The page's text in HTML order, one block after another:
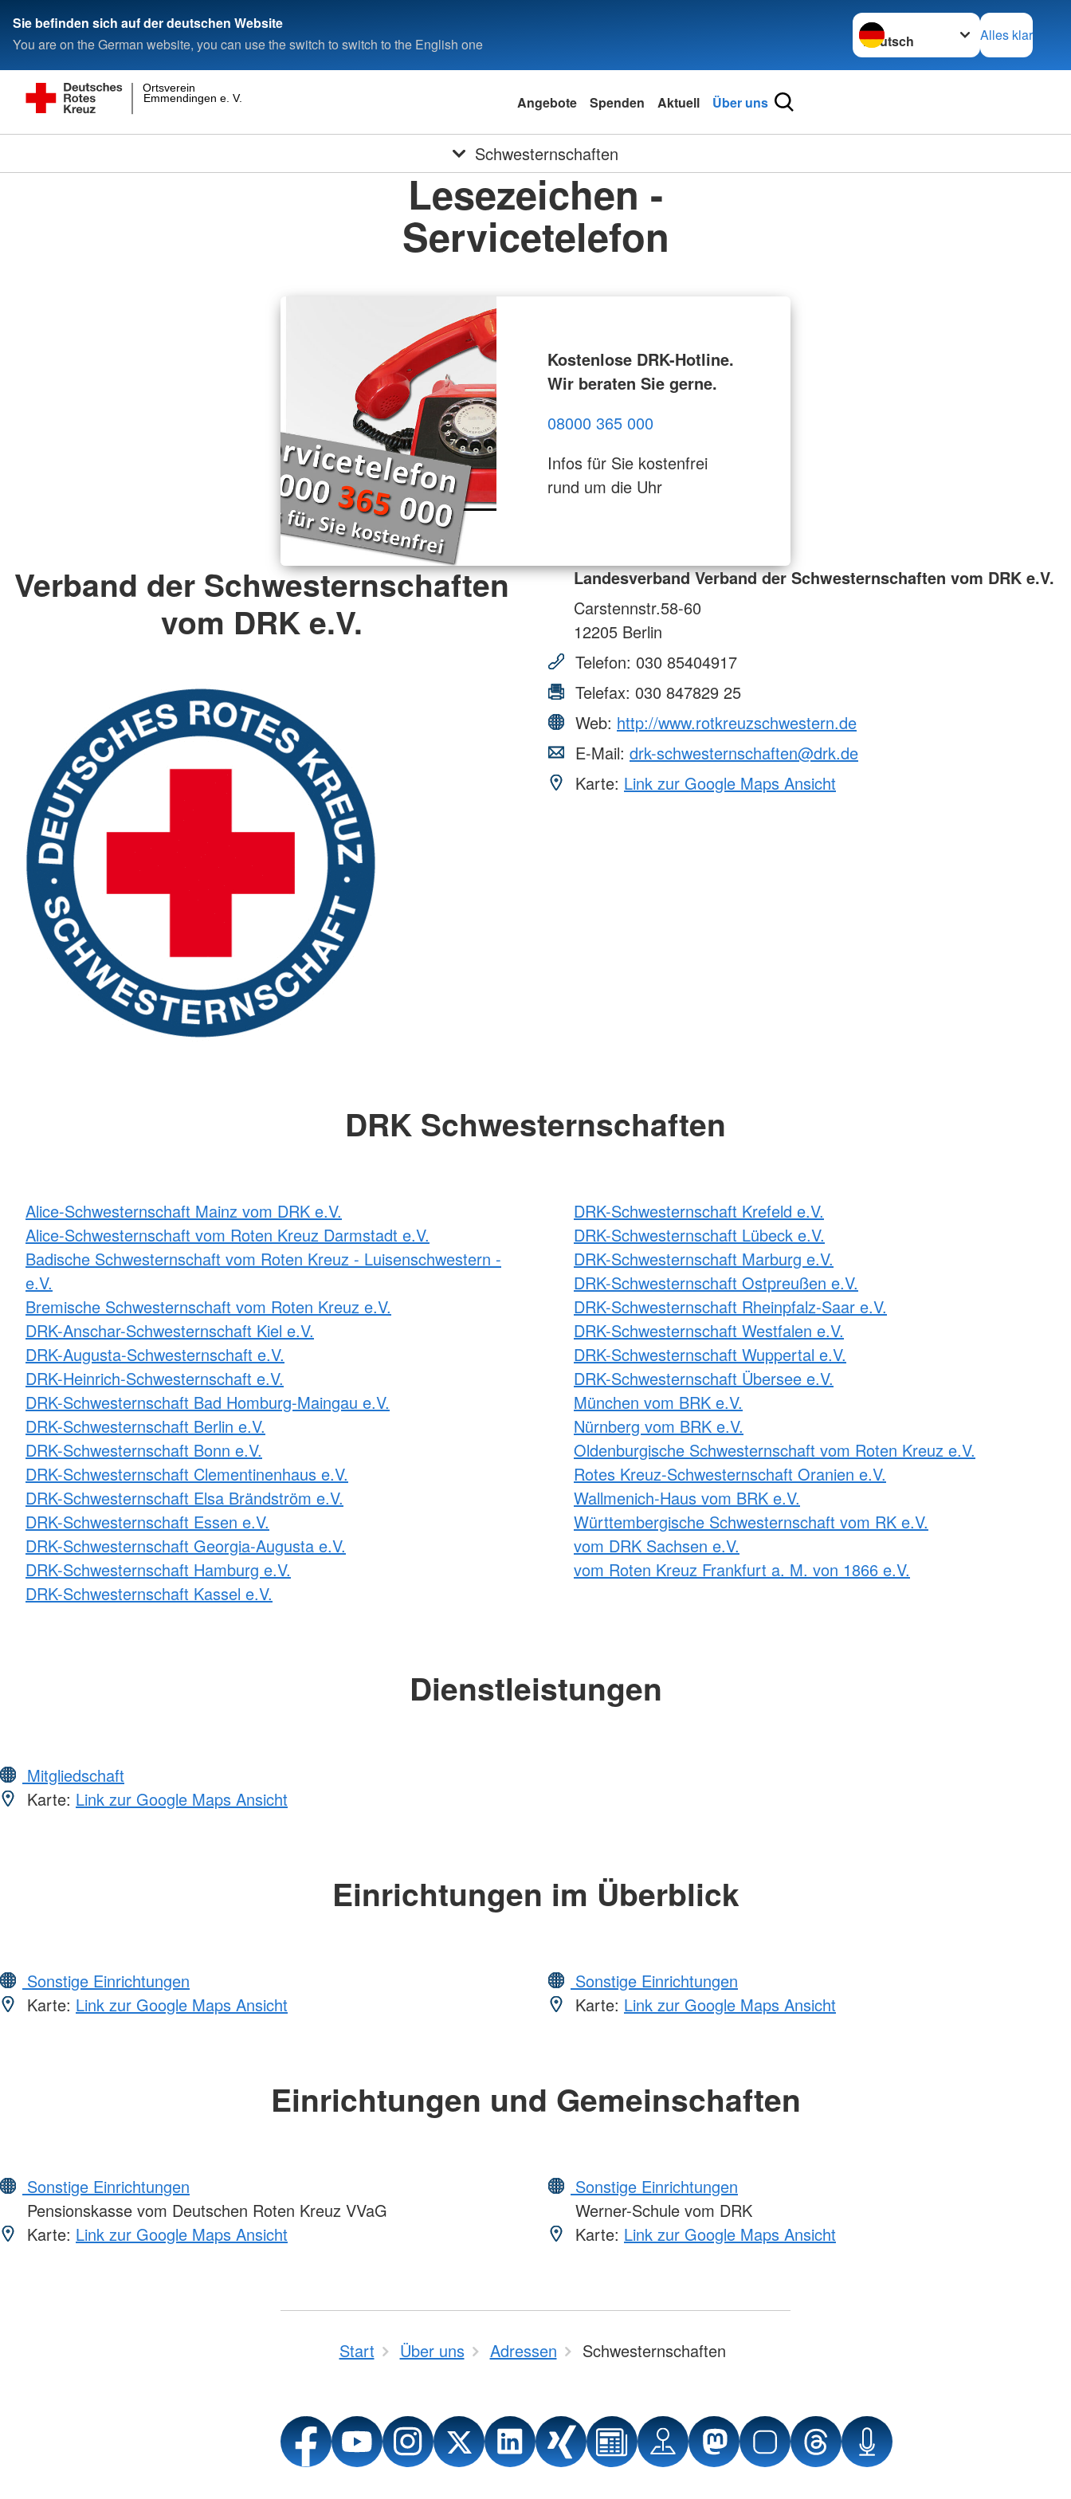
Sie befinden sich auf der deutschen Website
You are on the German website, you can use the switch to switch to the English one
Sprache wechseln zu
Alles klar
Emmendingen e. V.
Ortsverein
Angebote Spenden Aktuell Über uns
Schwesternschaften
Lesezeichen -
Servicetelefon
Kostenlose DRK-Hotline.
Wir beraten Sie gerne.
08000 365 000
Infos für Sie kostenfrei
rund um die Uhr
Verband der Schwesternschaften
vom DRK e.V.
Landesverband Verband der Schwesternschaften vom DRK e.V.
Carstennstr.58-60
12205 Berlin
Telefon: 030 85404917
Telefax: 030 847829 25
Web: http://www.rotkreuzschwestern.de
E-Mail: drk-schwesternschaften@drk.de
Karte: Link zur Google Maps Ansicht
DRK Schwesternschaften
Alice-Schwesternschaft Mainz vom DRK e.V.
Alice-Schwesternschaft vom Roten Kreuz Darmstadt e.V.
Badische Schwesternschaft vom Roten Kreuz - Luisenschwestern -
e.V.
Bremische Schwesternschaft vom Roten Kreuz e.V.
DRK-Anschar-Schwesternschaft Kiel e.V.
DRK-Augusta-Schwesternschaft e.V.
DRK-Heinrich-Schwesternschaft e.V.
DRK-Schwesternschaft Bad Homburg-Maingau e.V.
DRK-Schwesternschaft Berlin e.V.
DRK-Schwesternschaft Bonn e.V.
DRK-Schwesternschaft Clementinenhaus e.V.
DRK-Schwesternschaft Elsa Brändström e.V.
DRK-Schwesternschaft Essen e.V.
DRK-Schwesternschaft Georgia-Augusta e.V.
DRK-Schwesternschaft Hamburg e.V.
DRK-Schwesternschaft Kassel e.V.
DRK-Schwesternschaft Krefeld e.V.
DRK-Schwesternschaft Lübeck e.V.
DRK-Schwesternschaft Marburg e.V.
DRK-Schwesternschaft Ostpreußen e.V.
DRK-Schwesternschaft Rheinpfalz-Saar e.V.
DRK-Schwesternschaft Westfalen e.V.
DRK-Schwesternschaft Wuppertal e.V.
DRK-Schwesternschaft Übersee e.V.
München vom BRK e.V.
Nürnberg vom BRK e.V.
Oldenburgische Schwesternschaft vom Roten Kreuz e.V.
Rotes Kreuz-Schwesternschaft Oranien e.V.
Wallmenich-Haus vom BRK e.V.
Württembergische Schwesternschaft vom RK e.V.
vom DRK Sachsen e.V.
vom Roten Kreuz Frankfurt a. M. von 1866 e.V.
Dienstleistungen
Mitgliedschaft
Karte: Link zur Google Maps Ansicht
Einrichtungen im Überblick
Sonstige Einrichtungen
Karte: Link zur Google Maps Ansicht
Sonstige Einrichtungen
Karte: Link zur Google Maps Ansicht
Einrichtungen und Gemeinschaften
Sonstige Einrichtungen
Pensionskasse vom Deutschen Roten Kreuz VVaG
Karte: Link zur Google Maps Ansicht
Sonstige Einrichtungen
Werner-Schule vom DRK
Karte: Link zur Google Maps Ansicht
Start Über uns Adressen Schwesternschaften